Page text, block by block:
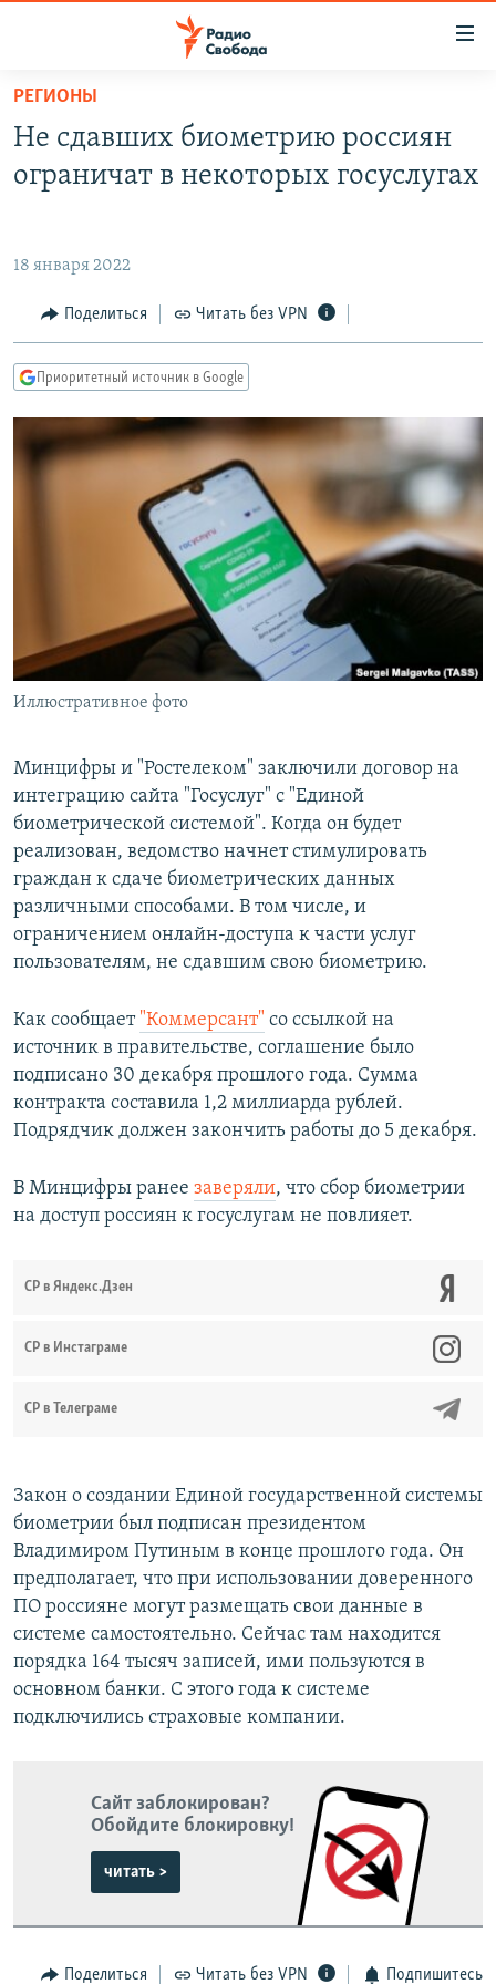
упрощенного
доступа
Вернутся
Вернутся
поиску
ПОДКАСТЫ
АВТОРСКИЕ ПРОЕКТЫ
МНЕНИЯ
КУЛЬТУРА
КАВКАЗ.РЕАЛИИ
СЕВЕР.РЕАЛИИ
СИБИРЬ.РЕАЛИИ
РАСПИСАНИЕ ВЕЩАНИЯ
ПОДПИШИТЕСЬ НА РАССЫЛКУ
СОЦИАЛЬНЫЕ СЕТИ
Все сайты РСЕ/РС
РЕГИОНЫ
Не сдавших биометрию россиян
ограничат в некоторых госуслугах
18 января 2022
Поделиться Читать без VPN
Приоритетный источник в Google
Иллюстративное фото
Минцифры и "Ростелеком" заключили договор на
интеграцию сайта "Госуслуг" с "Единой
биометрической системой". Когда он будет
реализован, ведомство начнет стимулировать
граждан к сдаче биометрических данных
различными способами. В том числе, и
ограничением онлайн-доступа к части услуг
пользователям, не сдавшим свою биометрию.
Как сообщает "Коммерсант" со ссылкой на
источник в правительстве, соглашение было
подписано 30 декабря прошлого года. Сумма
контракта составила 1,2 миллиарда рублей.
Подрядчик должен закончить работы до 5 декабря.
В Минцифры ранее заверяли, что сбор биометрии
на доступ россиян к госуслугам не повлияет.
СР в Яндекс.Дзен
CР в Инстаграме
СР в Телеграме
Закон о создании Единой государственной системы
биометрии был подписан президентом
Владимиром Путиным в конце прошлого года. Он
предполагает, что при использовании доверенного
ПО россияне могут размещать свои данные в
системе самостоятельно. Сейчас там находится
порядка 164 тысяч записей, ими пользуются в
основном банки. С этого года к системе
подключились страховые компании.
Сайт заблокирован?
Обойдите блокировку!
читать >
Поделиться Читать без VPN Подпишитесь